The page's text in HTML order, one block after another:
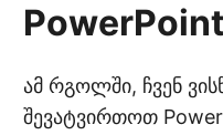
ამ რგოლში, ჩვენ
შევატვირთოთ